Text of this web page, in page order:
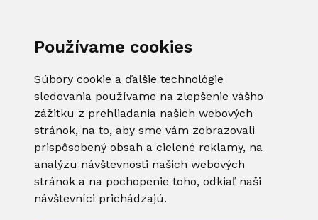
Používame cookies
Súbory cookie a ďalšie technológie
sledovania používame na zlepšenie vášho
zážitku z prehliadania našich webových
stránok, na to, aby sme vám zobrazovali
prispôsobený obsah a cielené reklamy, na
analýzu návštevnosti našich webových
stránok a na pochopenie toho, odkiaľ naši
návštevníci prichádzajú.